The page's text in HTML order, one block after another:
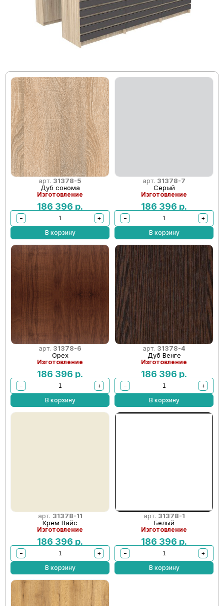
арт. 31378-5
Дуб сонома
Изготовление
186 396 р.
−
+
В корзину
арт. 31378-7
Серый
Изготовление
186 396 р.
−
+
В корзину
арт. 31378-6
Орех
Изготовление
186 396 р.
−
+
В корзину
арт. 31378-4
Дуб Венге
Изготовление
186 396 р.
−
+
В корзину
арт. 31378-11
Крем Вайс
Изготовление
186 396 р.
−
+
В корзину
арт. 31378-1
Белый
Изготовление
186 396 р.
−
+
В корзину